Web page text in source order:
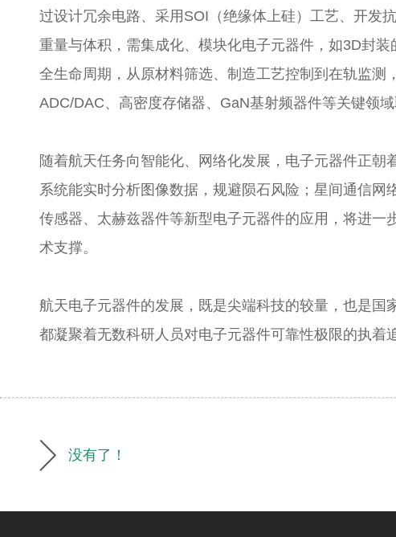
过设计冗余电路、采用SOI（绝缘体上硅）工艺、开发
重量与体积，需集成化、模块化电子元器件，如3D封
全生命周期，从原材料筛选、制造工艺控制到在轨监
ADC/DAC、高密度存储器、GaN基射频器件等关键领
随着航天任务向智能化、网络化发展，电子元器件正
系统能实时分析图像数据，规避陨石风险；星间通信
传感器、太赫兹器件等新型电子元器件的应用，将进
术支撑。
航天电子元器件的发展，既是尖端科技的较量，也是国
都凝聚着无数科研人员对电子元器件可靠性极限的执着
没有了！